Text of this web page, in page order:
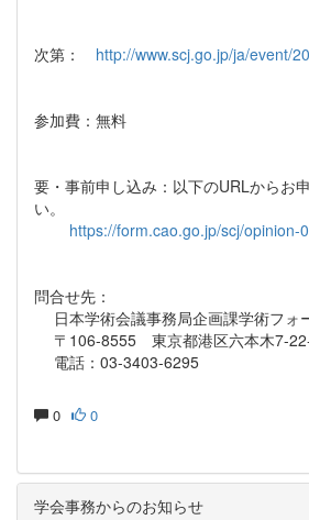
次第： http://www.scj.go.jp/ja/event/
参加費：無料
要・事前申し込み：以下のURLからお
い。
https://form.cao.go.jp/scj/opinion-
問合せ先：
日本学術会議事務局企画課学術フォ
〒106-8555 東京都港区六本木7-
電話：03-3403-6295
0 0
学会事務からのお知らせ